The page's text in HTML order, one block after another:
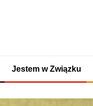
Jestem w Związku